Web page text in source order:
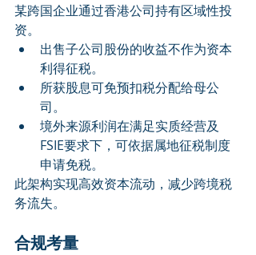
某跨国企业通过香港公司持有区域性投
资。
出售子公司股份的收益不作为资本
利得征税。
所获股息可免预扣税分配给母公
司。
境外来源利润在满足实质经营及
FSIE要求下，可依据属地征税制度
申请免税。
此架构实现高效资本流动，减少跨境税
务流失。
合规考量